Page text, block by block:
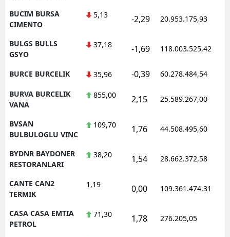
BUCIM BURSA
CIMENTO
5,13 -2,29 20.953.175,93
BULGS BULLS
GSYO
37,18 -1,69 118.003.525,42
BURCE BURCELIK 35,96 -0,39 60.278.484,54
BURVA BURCELIK
VANA
855,00 2,15 25.589.267,00
BVSAN
BULBULOGLU VINC
109,70 1,76 44.508.495,60
BYDNR BAYDONER
RESTORANLARI
38,20 1,54 28.662.372,58
CANTE CAN2
TERMIK
1,19 0,00 109.361.474,31
CASA CASA EMTIA
PETROL
71,30 1,78 276.205,05